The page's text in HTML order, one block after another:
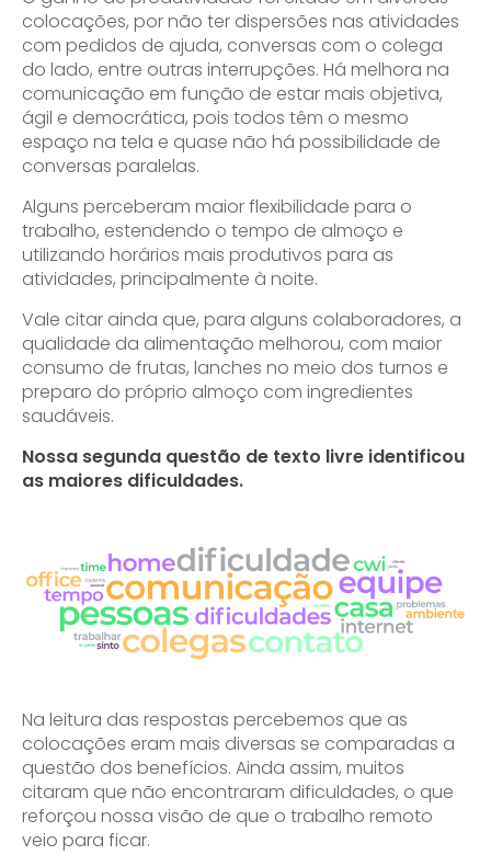
colocações, por não ter dispersões nas atividades
com pedidos de ajuda, conversas com o colega
do lado, entre outras interrupções. Há melhora na
comunicação em função de estar mais objetiva,
ágil e democrática, pois todos têm o mesmo
espaço na tela e quase não há possibilidade de
conversas paralelas.
Alguns perceberam maior flexibilidade para o
trabalho, estendendo o tempo de almoço e
utilizando horários mais produtivos para as
atividades, principalmente à noite.
Vale citar ainda que, para alguns colaboradores, a
qualidade da alimentação melhorou, com maior
consumo de frutas, lanches no meio dos turnos e
preparo do próprio almoço com ingredientes
saudáveis.
Nossa segunda questão de texto livre identificou
as maiores dificuldades.
Na leitura das respostas percebemos que as
colocações eram mais diversas se comparadas a
questão dos benefícios. Ainda assim, muitos
citaram que não encontraram dificuldades, o que
reforçou nossa visão de que o trabalho remoto
veio para ficar.